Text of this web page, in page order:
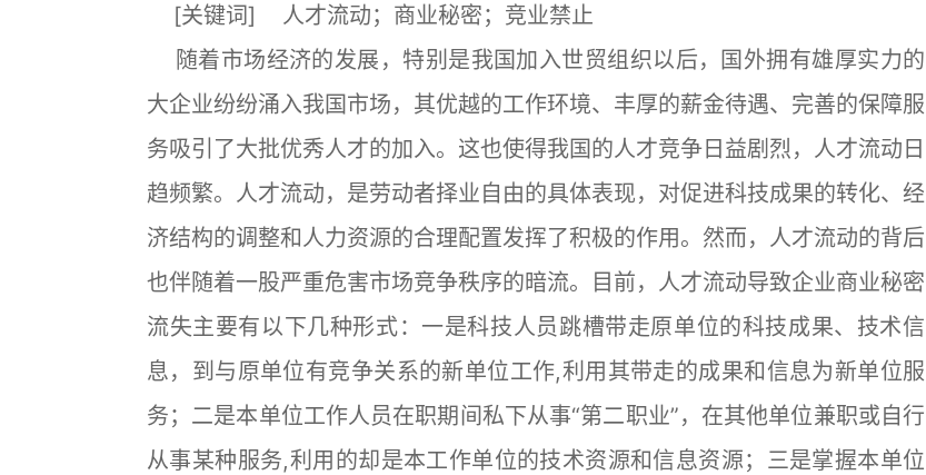
[关键词] 人才流动；商业秘密；竞业禁止
随着市场经济的发展，特别是我国加入世贸组织以后，国外拥有雄厚实力的
大企业纷纷涌入我国市场，其优越的工作环境、丰厚的薪金待遇、完善的保障服
务吸引了大批优秀人才的加入。这也使得我国的人才竞争日益剧烈，人才流动日
趋频繁。人才流动，是劳动者择业自由的具体表现，对促进科技成果的转化、经
济结构的调整和人力资源的合理配置发挥了积极的作用。然而，人才流动的背后
也伴随着一股严重危害市场竞争秩序的暗流。目前，人才流动导致企业商业秘密
流失主要有以下几种形式：一是科技人员跳槽带走原单位的科技成果、技术信
息，到与原单位有竞争关系的新单位工作,利用其带走的成果和信息为新单位服
务；二是本单位工作人员在职期间私下从事“第二职业”，在其他单位兼职或自行
从事某种服务,利用的却是本工作单位的技术资源和信息资源；三是掌握本单位